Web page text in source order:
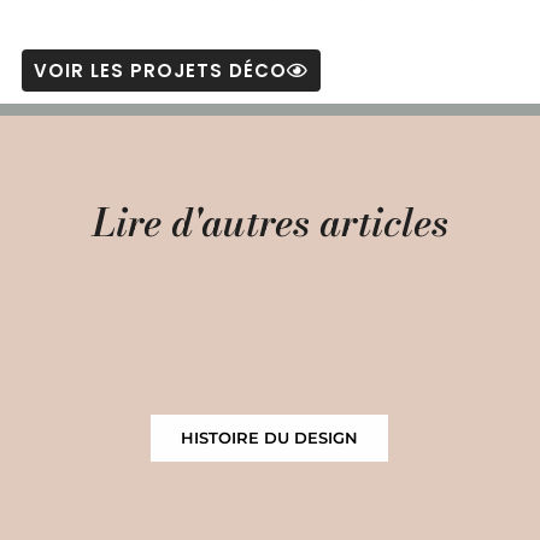
VOIR LES PROJETS DÉCO
Lire d'autres articles
HISTOIRE DU DESIGN